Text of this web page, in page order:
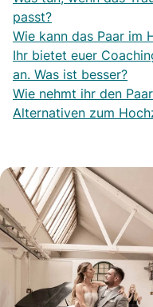
passt?
Wie kann das Paar im
Ihr bietet euer
an. Was ist besser?
Wie nehmt ihr den
Alternativen zum